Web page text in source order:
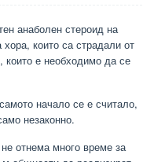
анаболен стероид на
които са страдали от
които е необходимо да се
начало се е считало,
незаконно.
отнема много време за